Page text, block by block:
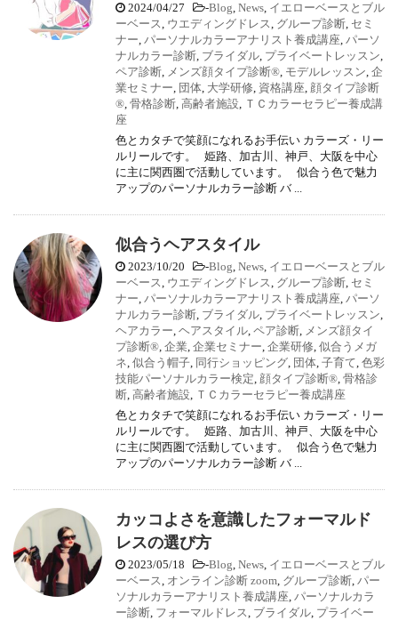
2024/04/27 -Blog, News, イエローベースとブル
ーベース, ウエディングドレス, グループ診断, セミ
ナー, パーソナルカラーアナリスト養成講座, パーソ
ナルカラー診断, ブライダル, プライベートレッスン,
ペア診断, メンズ顔タイプ診断®, モデルレッスン, 企
業セミナー, 団体, 大学研修, 資格講座, 顔タイプ診断
®, 骨格診断, 高齢者施設, ＴＣカラーセラピー養成講
座
色とカタチで笑顔になれるお手伝い カラーズ・リー
ルリールです。 姫路、加古川、神戸、大阪を中心
に主に関西圏で活動しています。 似合う色で魅力
アップのパーソナルカラー診断 バ ...
似合うヘアスタイル
2023/10/20 -Blog, News, イエローベースとブル
ーベース, ウエディングドレス, グループ診断, セミ
ナー, パーソナルカラーアナリスト養成講座, パーソ
ナルカラー診断, ブライダル, プライベートレッスン,
ヘアカラー, ヘアスタイル, ペア診断, メンズ顔タイ
プ診断®, 企業, 企業セミナー, 企業研修, 似合うメガ
ネ, 似合う帽子, 同行ショッピング, 団体, 子育て, 色彩
技能パーソナルカラー検定, 顔タイプ診断®, 骨格診
断, 高齢者施設, ＴＣカラーセラピー養成講座
色とカタチで笑顔になれるお手伝い カラーズ・リー
ルリールです。 姫路、加古川、神戸、大阪を中心
に主に関西圏で活動しています。 似合う色で魅力
アップのパーソナルカラー診断 バ ...
カッコよさを意識したフォーマルド
レスの選び方
2023/05/18 -Blog, News, イエローベースとブル
ーベース, オンライン診断 zoom, グループ診断, パー
ソナルカラーアナリスト養成講座, パーソナルカラ
ー診断, フォーマルドレス, ブライダル, プライベー